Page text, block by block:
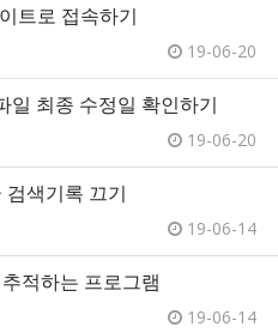
트로 접속하기
19-06-20
일 최종 수정일 확인하기
19-06-20
색기록 끄기
19-06-14
적하는 프로그램
19-06-14